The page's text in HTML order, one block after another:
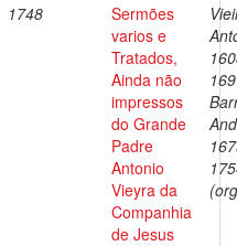
1748
Sermões
varios e
Tratados,
Ainda não
impressos
do Grande
Padre
Antonio
Vieyra da
Companhia
de Jesus